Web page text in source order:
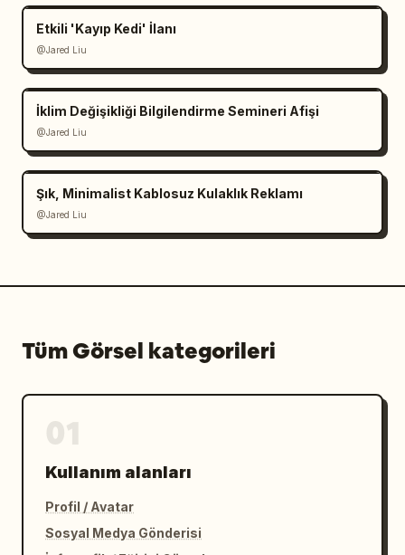
Etkili 'Kayıp Kedi' İlanı
@Jared Liu
İklim Değişikliği Bilgilendirme Semineri Afişi
@Jared Liu
Şık, Minimalist Kablosuz Kulaklık Reklamı
@Jared Liu
Tüm Görsel kategorileri
Kullanım alanları
Profil / Avatar
Sosyal Medya Gönderisi